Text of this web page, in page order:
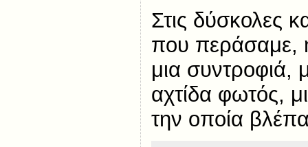
Στις δύσκολες
που περάσαμε,
μια συντροφιά,
αχτίδα φωτός,
την οποία